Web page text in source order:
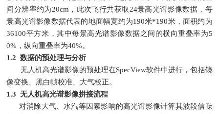
间分辨率约为20cm，此次飞行共获取24景高光谱影像数据，每
景高光谱影像数据代表的地面幅宽约为190米*190米，面积约为
36100平方米，其中每景高光谱影像数据之间的横向重叠率为5
0%，纵向重叠率为40%。
1.2 数据的预处理与分析
无人机高光谱影像的预处理在SpecView软件中进行，包括镜
像变换、黑白帧校准、大气校正。
1.3 无人机高光谱影像拼接流程
对消除大气、水汽等因素影响的高光谱影像计算其波段信噪